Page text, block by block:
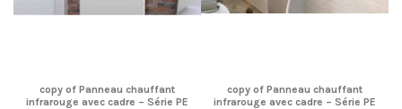
copy of Panneau chauffant
infrarouge avec cadre – Série PE
copy of Panneau chauffant
infrarouge avec cadre – Série PE